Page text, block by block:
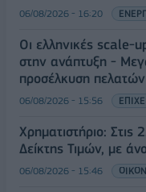
06/08/2026 - 16:20
Οι ελληνικές scale-
στην ανάπτυξη -
προσέλκυση πελατών
06/08/2026 - 15:56
Χρηματιστήριο:
Δείκτης Τιμών, με
06/08/2026 - 15:46